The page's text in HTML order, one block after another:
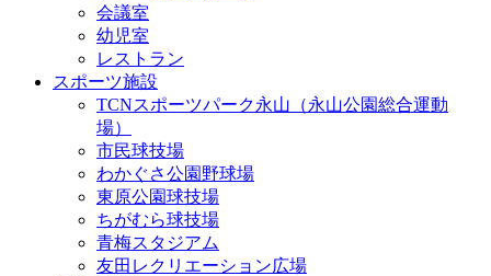
会議室
幼児室
レストラン
スポーツ施設
TCNスポーツパーク永山（永山公園総合運動
場）
市民球技場
わかぐさ公園野球場
東原公園球技場
ちがむら球技場
青梅スタジアム
友田レクリエーション広場